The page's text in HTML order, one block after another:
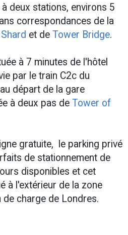
à deux stations, environs 5
correspondances de la
et de Tower Bridge.
à 7 minutes de l'hôtel
par le train C2c du
départ de la gare
à deux pas de Tower of
gratuite, le parking privé
de stationnement de
disponibles et cet
à l'extérieur de la zone
charge de Londres.